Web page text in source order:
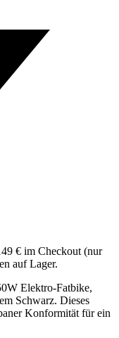
€ im Checkout (nur
auf Lager.
Elektro-Fatbike,
Schwarz. Dieses
Konformität für ein